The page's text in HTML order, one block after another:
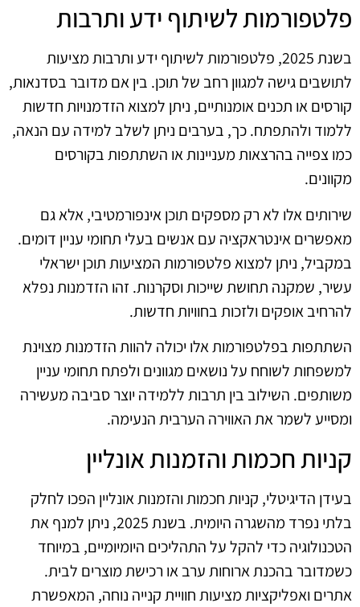
פלטפורמות לשיתוף ידע ותרבות
בשנת 2025, פלטפורמות לשיתוף ידע ותרבות מציעות
לתושבים גישה למגוון רחב של תוכן. בין אם מדובר בסדנאות,
קורסים או תכנים אומנותיים, ניתן למצוא הזדמנויות חדשות
ללמוד ולהתפתח. כך, בערבים ניתן לשלב למידה עם הנאה,
כמו צפייה בהרצאות מעניינות או השתתפות בקורסים
מקוונים.
שירותים אלו לא רק מספקים תוכן אינפורמטיבי, אלא גם
מאפשרים אינטראקציה עם אנשים בעלי תחומי עניין דומים.
במקביל, ניתן למצוא פלטפורמות המציעות תוכן ישראלי
עשיר, שמקנה תחושת שייכות וסקרנות. זהו הזדמנות נפלא
להרחיב אופקים ולזכות בחוויות חדשות.
השתתפות בפלטפורמות אלו יכולה להוות הזדמנות מצוינת
למשפחות לשוחח על נושאים מגוונים ולפתח תחומי עניין
משותפים. השילוב בין תרבות ללמידה יוצר סביבה מעשירה
ומסייע לשמר את האווירה הערבית הנעימה.
קניות חכמות והזמנות אונליין
בעידן הדיגיטלי, קניות חכמות והזמנות אונליין הפכו לחלק
בלתי נפרד מהשגרה היומית. בשנת 2025, ניתן למנף את
הטכנולוגיה כדי להקל על התהליכים היומיומיים, במיוחד
כשמדובר בהכנת ארוחות ערב או רכישת מוצרים לבית.
אתרים ואפליקציות מציעות חוויית קנייה נוחה, המאפשרת